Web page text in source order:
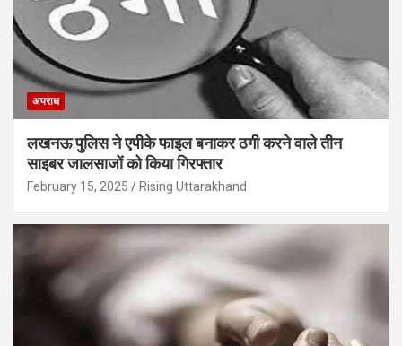
अपराध
लखनऊ पुलिस ने एपीके फाइल बनाकर ठगी करने वाले तीन
साइबर जालसाजों को किया गिरफ्तार
February 15, 2025 Rising Uttarakhand